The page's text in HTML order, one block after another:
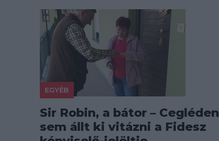
EGYÉB
Sir Robin, a bátor – Cegléden
sem állt ki vitázni a Fidesz